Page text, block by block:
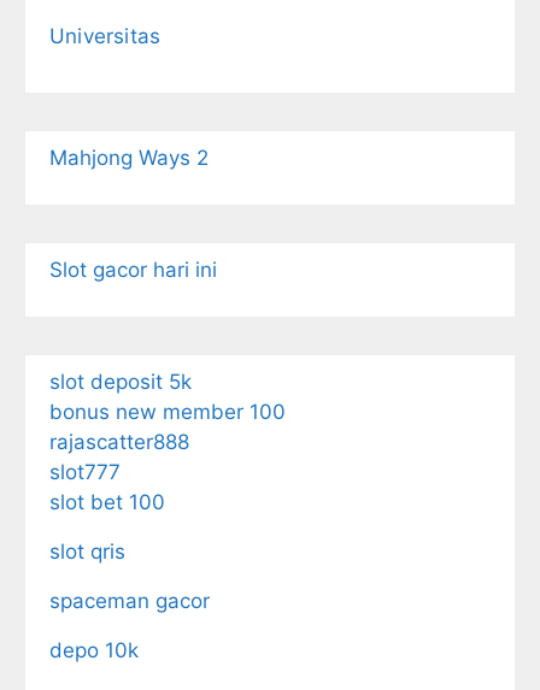
Universitas
Mahjong Ways 2
Slot gacor hari ini
slot deposit 5k
bonus new member 100
rajascatter888
slot777
slot bet 100
slot qris
spaceman gacor
depo 10k